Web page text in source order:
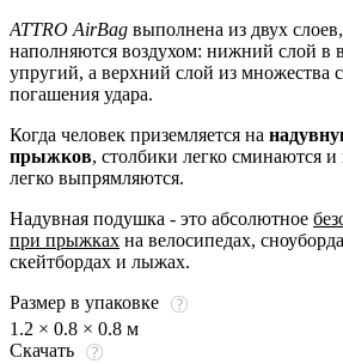
ATTRO AirBag выполнена из двух
наполняются воздухом: нижний слой в
упругий, а верхний слой из множества
погашения удара.
Когда человек приземляется на
прыжков, столбики легко сминаются и
легко выпрямляются.
Надувная подушка - это абсолютное
при прыжках на велосипедах,
скейтбордах и лыжах.
Размер в упаковке
1.2 × 0.8 × 0.8 м
Скачать